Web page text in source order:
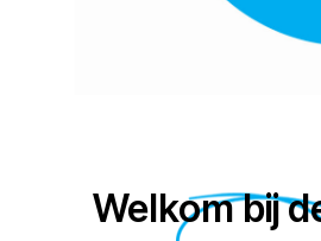
Welkom bij